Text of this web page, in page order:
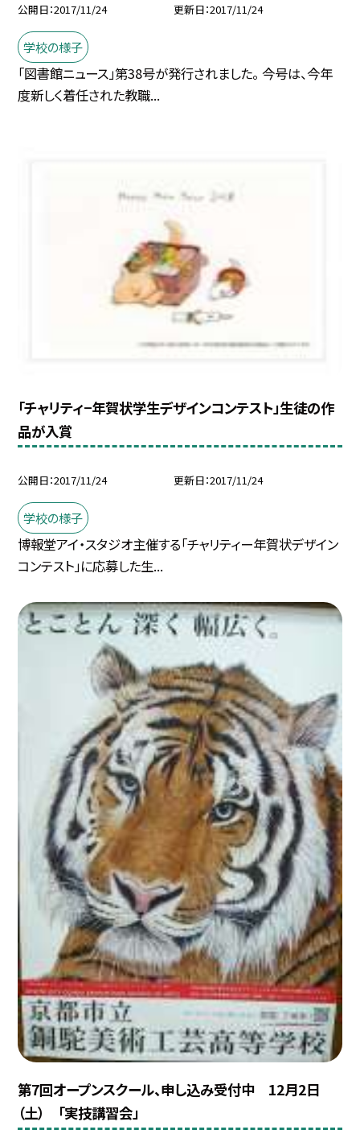
公開日 2017/11/24 更新日 2017/11/24
学校の様子
「図書館ニュース」第38号が発行されました。 今号は、今年
度新しく着任された教職...
「チャリティ−年賀状学生デザインコンテスト」生徒の作
品が入賞
公開日 2017/11/24 更新日 2017/11/24
学校の様子
博報堂アイ・スタジオ主催する「チャリティー年賀状デザイン
コンテスト」に応募した生...
第7回オープンスクール、申し込み受付中 12月2日
（土） 「実技講習会」